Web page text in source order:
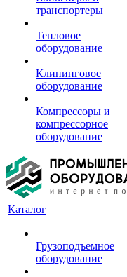
транспортеры
Тепловое
оборудование
Клининговое
оборудование
Компрессоры и
компрессорное
оборудование
Каталог
Грузоподъемное
оборудование